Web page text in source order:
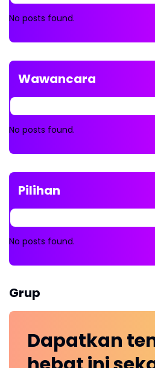
No posts found.
Wawancara
No posts found.
Pilihan
No posts found.
Grup
Dapatkan